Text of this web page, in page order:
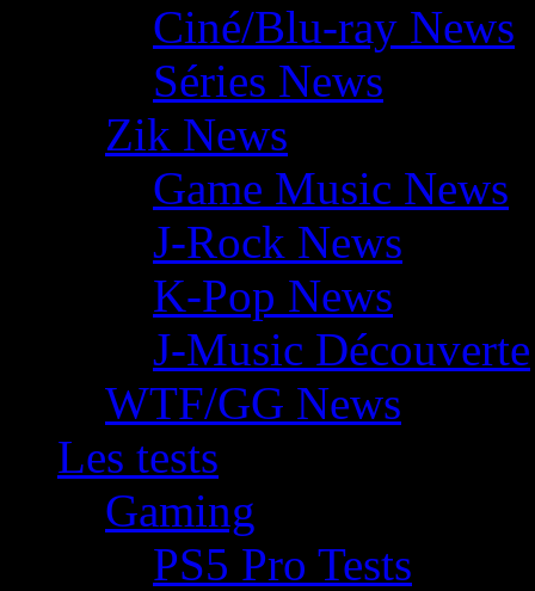
Ciné/Blu-ray News
Séries News
Zik News
Game Music News
J-Rock News
K-Pop News
J-Music Découverte
WTF/GG News
Les tests
Gaming
PS5 Pro Tests